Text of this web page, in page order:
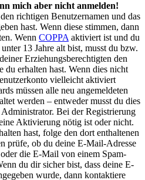
mich aber nicht anmelden!
richtigen Benutzernamen und das
hast. Wenn diese stimmen, dann
Wenn COPPA aktiviert ist und du
13 Jahre alt bist, musst du bzw.
Erziehungsberechtigten den
du erhalten hast. Wenn dies nicht
vielleicht aktiviert
müssen alle neu angemeldeten
werden – entweder musst du dies
Bei der Registrierung
Aktivierung nötig ist oder nicht.
hast, folge den dort enthaltenen
prüfe, ob du deine E-Mail-Adresse
die E-Mail von einem Spam-
du dir sicher bist, dass deine E-
wurde, dann kontaktiere